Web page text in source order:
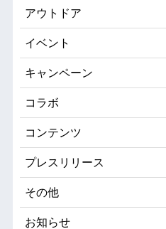
アウトドア
イベント
キャンペーン
コラボ
コンテンツ
プレスリリース
その他
お知らせ